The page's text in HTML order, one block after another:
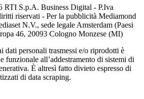
RTI S.p.A. Business Digital - P.Iva
riservati - Per la pubblicità Mediamond
N.V., sede legale Amsterdam (Paesi
46, 20093 Cologno Monzese (MI)
dati personali trasmessi e/o riprodotti è
funzionale all’addestramento di sistemi di
È altresì fatto divieto espresso di
di data scraping.